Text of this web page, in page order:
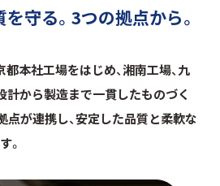
守る。 3つの拠点から。
本社工場をはじめ、湘南工場、九
計から製造まで一貫したものづく
点が連携し、安定した品質と柔軟な
。